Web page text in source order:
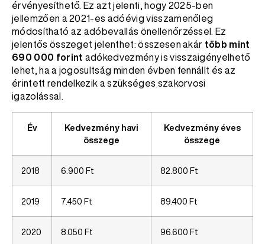
érvényesíthető. Ez azt jelenti, hogy 2025-ben
jellemzően a 2021-es adóévig visszamenőleg
módosítható az adóbevallás önellenőrzéssel. Ez
jelentős összeget jelenthet: összesen akár több mint
690 000 forint adókedvezmény is visszaigényelhető
lehet, ha a jogosultság minden évben fennállt és az
érintett rendelkezik a szükséges szakorvosi
igazolással.
Év
Kedvezmény havi
összege
Kedvezmény éves
összege
2018 6.900 Ft 82.800 Ft
2019 7.450 Ft 89.400 Ft
2020 8.050 Ft 96.600 Ft